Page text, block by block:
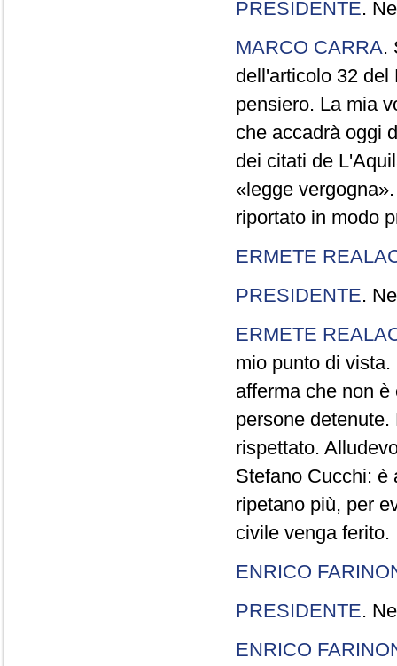
PRESIDENTE.
MARCO CARRA.
dell'articolo 32 del
pensiero. La mia
che accadrà oggi
dei citati de
«legge
riportato in modo
ERMETE
PRESIDENTE.
ERMETE
mio punto di
afferma che non
persone
rispettato.
Stefano Cucchi: è
ripetano più, per
civile venga ferito.
ENRICO
PRESIDENTE.
ENRICO